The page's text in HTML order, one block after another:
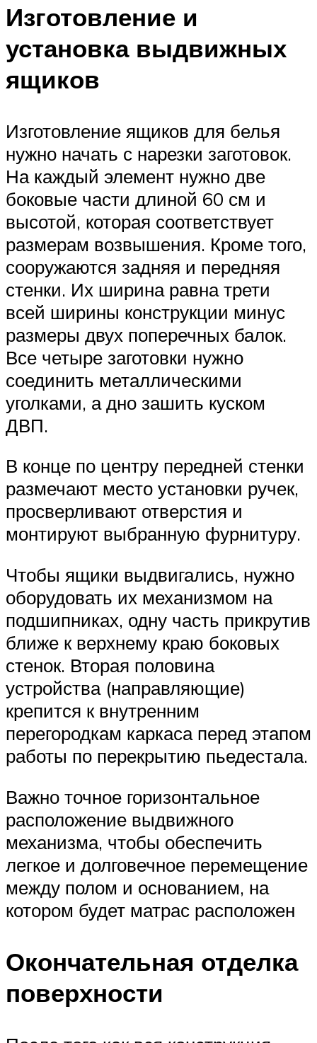
Изготовление и
установка выдвижных
ящиков
Изготовление ящиков для белья
нужно начать с нарезки заготовок.
На каждый элемент нужно две
боковые части длиной 60 см и
высотой, которая соответствует
размерам возвышения. Кроме того,
сооружаются задняя и передняя
стенки. Их ширина равна трети
всей ширины конструкции минус
размеры двух поперечных балок.
Все четыре заготовки нужно
соединить металлическими
уголками, а дно зашить куском
ДВП.
В конце по центру передней стенки
размечают место установки ручек,
просверливают отверстия и
монтируют выбранную фурнитуру.
Чтобы ящики выдвигались, нужно
оборудовать их механизмом на
подшипниках, одну часть прикрутив
ближе к верхнему краю боковых
стенок. Вторая половина
устройства (направляющие)
крепится к внутренним
перегородкам каркаса перед этапом
работы по перекрытию пьедестала.
Важно точное горизонтальное
расположение выдвижного
механизма, чтобы обеспечить
легкое и долговечное перемещение
между полом и основанием, на
котором будет матрас расположен
Окончательная отделка
поверхности